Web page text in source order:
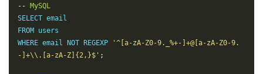
--
MySQL
SELECT email
FROM users
WHERE email NOT REGEXP
'^[a-zA-Z0-9._%+-]+@[a-zA-Z0-9.
-]+\\.[a-zA-Z]{2,}$' ;